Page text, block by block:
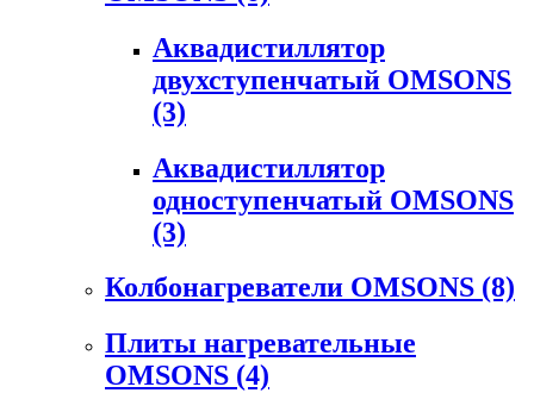
Аквадистиллятор
двухступенчатый OMSONS
(3)
Аквадистиллятор
одноступенчатый OMSONS
(3)
Колбонагреватели OMSONS (8)
Плиты нагревательные
OMSONS (4)